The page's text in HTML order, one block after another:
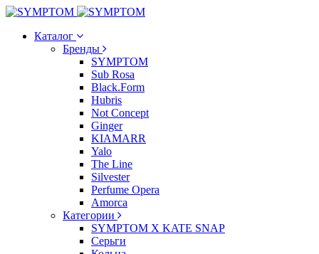
Каталог
Бренды
SYMPTOM
Sub Rosa
Black.Form
Hubris
Not Concept
Ginger
KIAMARR
Yalo
The Line
Silvester
Perfume Opera
Amorca
Категории
SYMPTOM X KATE SNAP
Серьги